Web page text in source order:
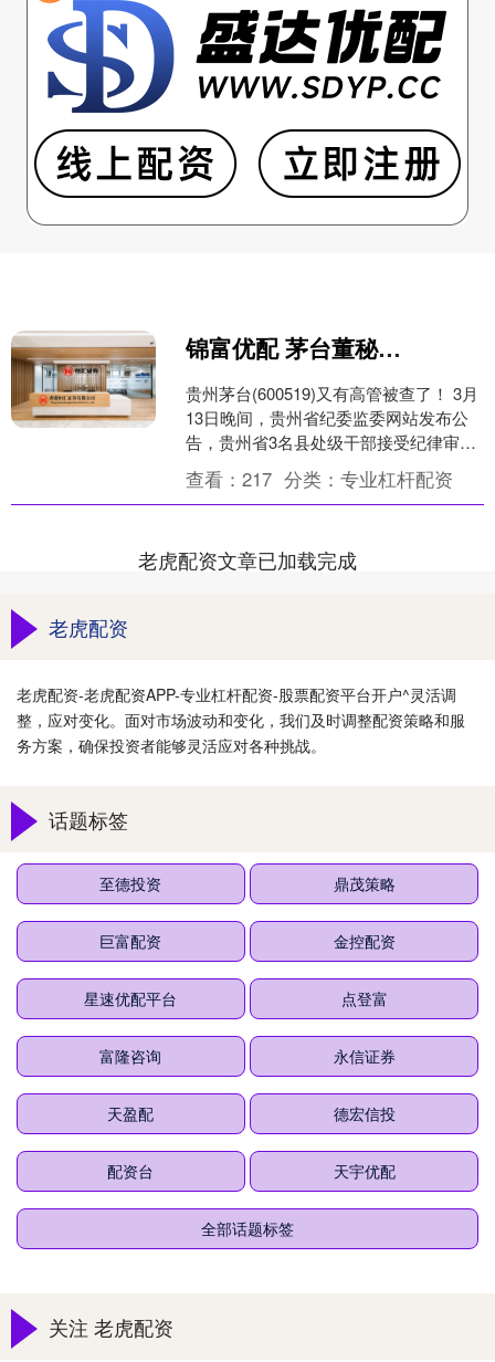
锦富优配 茅台董秘蒋焰被查！此前三任“一把手”接连落马 高管腐败何以接二连三？
贵州茅台(600519)又有高管被查了！ 3月
13日晚间，贵州省纪委监委网站发布公
告，贵州省3名县处级干部接受纪律审查
和监察调查，其中贵州茅台财务总监蒋
焰也位列....
查看：217 分类：专业杠杆配资
老虎配资文章已加载完成
老虎配资
老虎配资-老虎配资APP-专业杠杆配资-股票配资平台开户^灵活调
整，应对变化。面对市场波动和变化，我们及时调整配资策略和服
务方案，确保投资者能够灵活应对各种挑战。
话题标签
至德投资 鼎茂策略
巨富配资 金控配资
星速优配平台 点登富
富隆咨询 永信证券
天盈配 德宏信投
配资台 天宇优配
全部话题标签
关注 老虎配资